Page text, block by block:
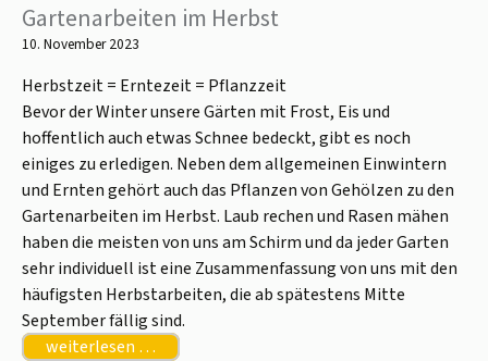
Gartenarbeiten im Herbst
10. November 2023
Herbstzeit = Erntezeit = Pflanzzeit
Bevor der Winter unsere Gärten mit Frost, Eis und
hoffentlich auch etwas Schnee bedeckt, gibt es noch
einiges zu erledigen. Neben dem allgemeinen Einwintern
und Ernten gehört auch das Pflanzen von Gehölzen zu den
Gartenarbeiten im Herbst. Laub rechen und Rasen mähen
haben die meisten von uns am Schirm und da jeder Garten
sehr individuell ist eine Zusammenfassung von uns mit den
häufigsten Herbstarbeiten, die ab spätestens Mitte
September fällig sind.
weiterlesen …